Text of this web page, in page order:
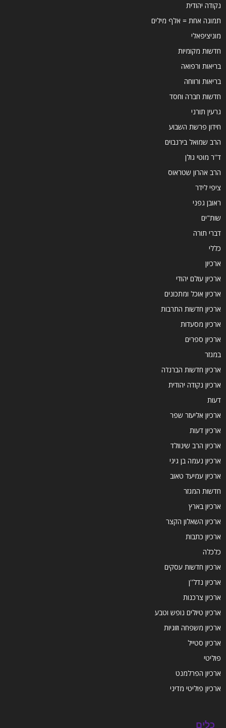
נקודה יהודית
תמונה אחת = אלף מילים
מוניציפאלי
חדשות מקומיות
בריאות ורפואה
בריאות ורווחה
חדשות חברה וחסד
גרעין תורני
חידון פרשת השבוע
הרב שמואל בירנבוים
ד''ר מוטי גולן
הרב אהרון שטראוס
ציפי לידר
ראובן גפני
שות"ים
דברי תורה
כללי
ארכיון
ארכיון עולם יהודי
ארכיון אוכל ומתכונים
ארכיון חדשות התרבות
ארכיון מסעדות
ארכיון ספרים
במגזר
ארכיון חדשות הברנז'ה
ארכיון נקודה יהודית
דעות
ארכיון אליעזר שפר
ארכיון דעות
ארכיון הרב שינוולד
ארכיון נעמה בן גיגי
ארכיון עמיעד טאוב
חדשות המגזר
ארכיון בארץ
ארכיון השאלון הקצר
ארכיון כתבות
כלכלה
ארכיון חדשות עסקים
ארכיון נדל''ן
ארכיון צרכנות
ארכיון טיולים נופש וטבע
ארכיון משפחה וזוגיות
ארכיון סטייל
פוליטי
ארכיון הפרלמנט
ארכיון פוליטי מדיני
כלים